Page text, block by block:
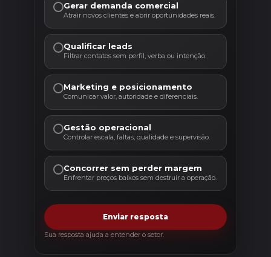
Gerar demanda comercial
Atrair novos clientes e abrir oportunidades reais.
Qualificar leads
Filtrar contatos sem perfil, verba ou intenção.
Marketing e posicionamento
Comunicar valor, autoridade e diferenciais.
Gestão operacional
Controlar escala, faltas, qualidade e supervisão.
Concorrer sem perder margem
Enfrentar preços baixos sem destruir a operação.
Enviar resposta
Sua resposta ajuda a entender o setor.